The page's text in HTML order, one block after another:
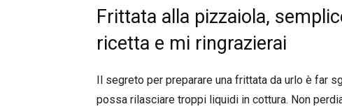
Frittata alla pizzaiola,
ricetta e mi ringrazierai
Il segreto per preparare una frittata da urlo è far
possa rilasciare troppi liquidi in cottura. Non